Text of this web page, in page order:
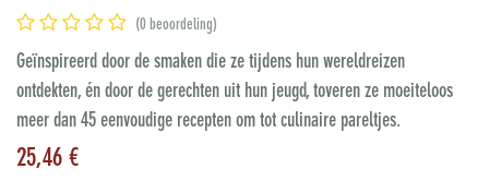
(0 beoordeling)
Geïnspireerd door de smaken die ze tijdens hun wereldreizen
ontdekten, én door de gerechten uit hun jeugd, toveren ze moeiteloos
meer dan 45 eenvoudige recepten om tot culinaire pareltjes.
25,46 €